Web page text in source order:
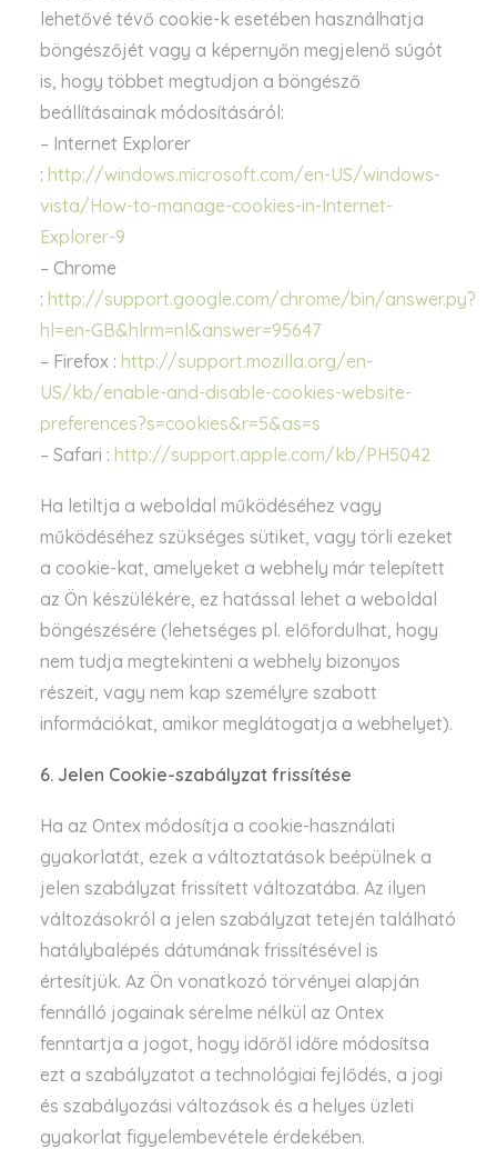
lehetővé tévő cookie-k esetében használhatja
böngészőjét vagy a képernyőn megjelenő súgót
is, hogy többet megtudjon a böngésző
beállításainak módosításáról:
– Internet Explorer
: http://windows.microsoft.com/en-US/windows-
vista/How-to-manage-cookies-in-Internet-
Explorer-9
– Chrome
: http://support.google.com/chrome/bin/answer.py?
hl=en-GB&hlrm=nl&answer=95647
– Firefox : http://support.mozilla.org/en-
US/kb/enable-and-disable-cookies-website-
preferences?s=cookies&r=5&as=s
– Safari : http://support.apple.com/kb/PH5042
Ha letiltja a weboldal működéséhez vagy
működéséhez szükséges sütiket, vagy törli ezeket
a cookie-kat, amelyeket a webhely már telepített
az Ön készülékére, ez hatással lehet a weboldal
böngészésére (lehetséges pl. előfordulhat, hogy
nem tudja megtekinteni a webhely bizonyos
részeit, vagy nem kap személyre szabott
információkat, amikor meglátogatja a webhelyet).
6. Jelen Cookie-szabályzat frissítése
Ha az Ontex módosítja a cookie-használati
gyakorlatát, ezek a változtatások beépülnek a
jelen szabályzat frissített változatába. Az ilyen
változásokról a jelen szabályzat tetején található
hatálybalépés dátumának frissítésével is
értesítjük. Az Ön vonatkozó törvényei alapján
fennálló jogainak sérelme nélkül az Ontex
fenntartja a jogot, hogy időről időre módosítsa
ezt a szabályzatot a technológiai fejlődés, a jogi
és szabályozási változások és a helyes üzleti
gyakorlat figyelembevétele érdekében.